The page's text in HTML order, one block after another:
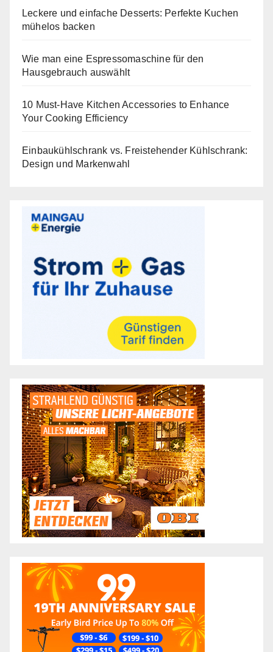
Leckere und einfache Desserts: Perfekte Kuchen
mühelos backen
Wie man eine Espressomaschine für den
Hausgebrauch auswählt
10 Must-Have Kitchen Accessories to Enhance
Your Cooking Efficiency
Einbaukühlschrank vs. Freistehender Kühlschrank:
Design und Markenwahl